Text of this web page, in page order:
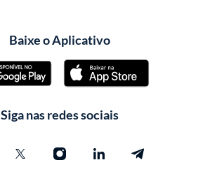
Baixe o Aplicativo
Siga nas redes sociais